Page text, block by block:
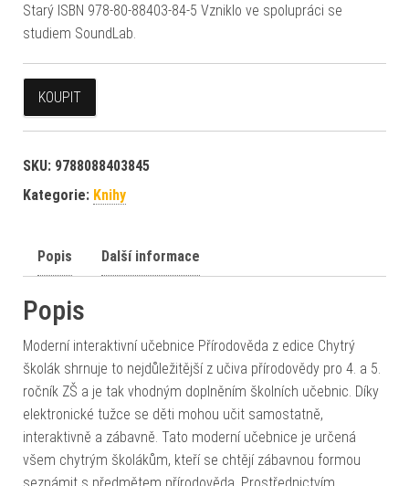
Starý ISBN 978-80-88403-84-5 Vzniklo ve spolupráci se
studiem SoundLab.
KOUPIT
SKU: 9788088403845
Kategorie: Knihy
Popis Další informace
Popis
Moderní interaktivní učebnice Přírodověda z edice Chytrý
školák shrnuje to nejdůležitější z učiva přírodovědy pro 4. a 5.
ročník ZŠ a je tak vhodným doplněním školních učebnic. Díky
elektronické tužce se děti mohou učit samostatně,
interaktivně a zábavně. Tato moderní učebnice je určená
všem chytrým školákům, kteří se chtějí zábavnou formou